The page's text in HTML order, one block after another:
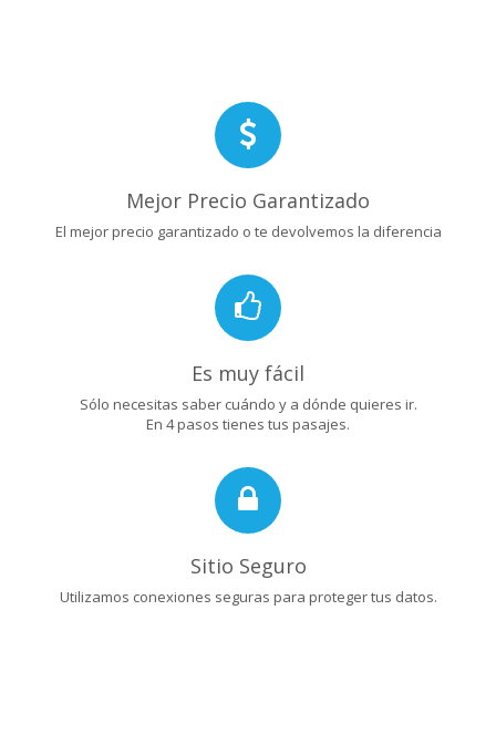
Mejor Precio Garantizado
El mejor precio garantizado o te devolvemos la diferencia
Es muy fácil
Sólo necesitas saber cuándo y a dónde quieres ir.
En 4 pasos tienes tus pasajes.
Sitio Seguro
Utilizamos conexiones seguras para proteger tus datos.